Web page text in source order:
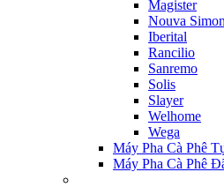
Magister
Nouva
Iberital
Rancilio
Sanremo
Solis
Slayer
Welhome
Wega
Máy Pha Cà Phê
Máy Pha Cà Phê